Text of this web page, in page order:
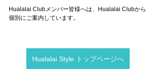
Hualalai Clubメンバー皆様へは、Hualalai Clubから
個別にご案内しています。
Hualalai Style トップページへ